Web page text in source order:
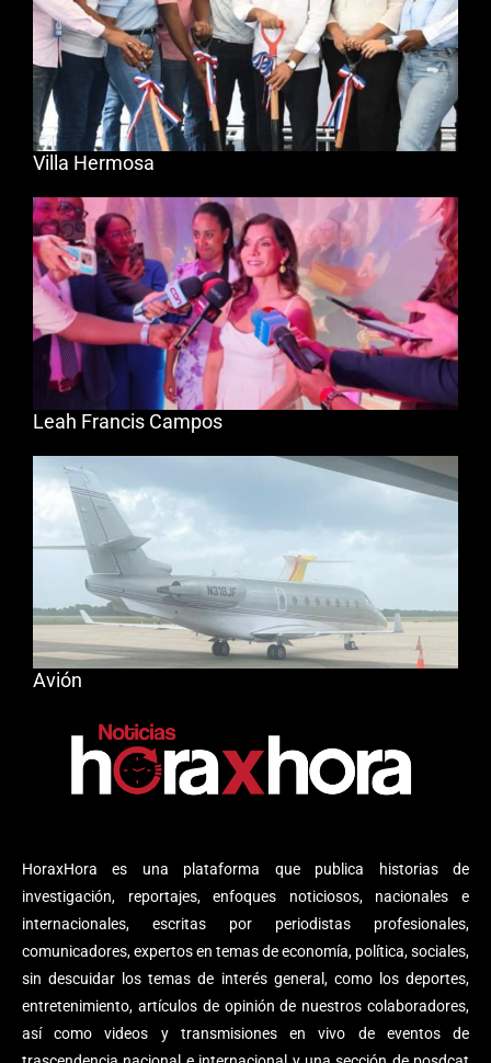
HoraxHora es una plataforma que publica historias de
investigación, reportajes, enfoques noticiosos, nacionales e
internacionales, escritas por periodistas profesionales,
comunicadores, expertos en temas de economía, política, sociales,
sin descuidar los temas de interés general, como los deportes,
entretenimiento, artículos de opinión de nuestros colaboradores,
así como videos y transmisiones en vivo de eventos de
Villa Hermosa
Leah Francis Campos
Avión